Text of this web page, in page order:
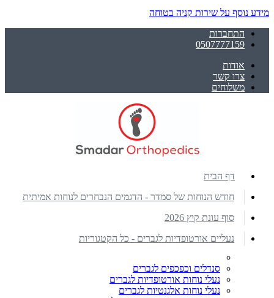
מידע נוסף על שירות קניה בטוחה
התחברות
0507777159
אודות
צרו קשר
משלוחים
דף הבית
חודש הנוחות של סמדר - הדגמים הנבחרים לנוחות אמיתית
סוף עונת קיץ 2026
נעליים אורטופדיות לגברים - כל הקטגוריות
סנדלים וכפכפים לגברים
נעלי נוחות אורטופדיות לגברים
נעלי נוחות אלגנטיות לגברים